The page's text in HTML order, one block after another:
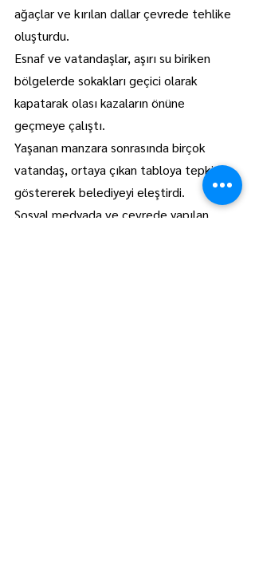
ağaçlar ve kırılan dallar çevrede tehlike
oluşturdu.
Esnaf ve vatandaşlar, aşırı su biriken
bölgelerde sokakları geçici olarak
kapatarak olası kazaların önüne
geçmeye çalıştı.
Yaşanan manzara sonrasında birçok
vatandaş, ortaya çıkan tabloya tepki
göstererek belediyeyi eleştirdi.
Sosyal medyada ve çevrede yapılan